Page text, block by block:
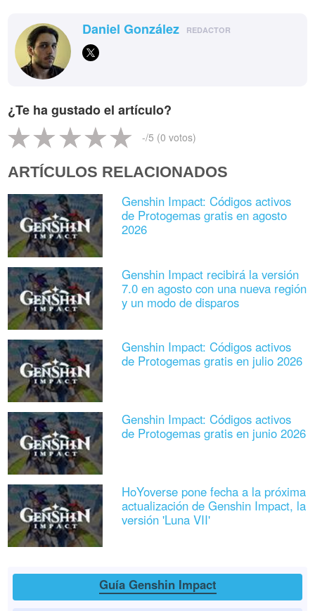
Daniel González REDACTOR
¿Te ha gustado el artículo?
-/5 (0 votos)
ARTÍCULOS RELACIONADOS
Genshin Impact: Códigos activos
de Protogemas gratis en agosto
2026
Genshin Impact recibirá la versión
7.0 en agosto con una nueva región
y un modo de disparos
Genshin Impact: Códigos activos
de Protogemas gratis en julio 2026
Genshin Impact: Códigos activos
de Protogemas gratis en junio 2026
HoYoverse pone fecha a la próxima
actualización de Genshin Impact, la
versión 'Luna VII'
Guía Genshin Impact